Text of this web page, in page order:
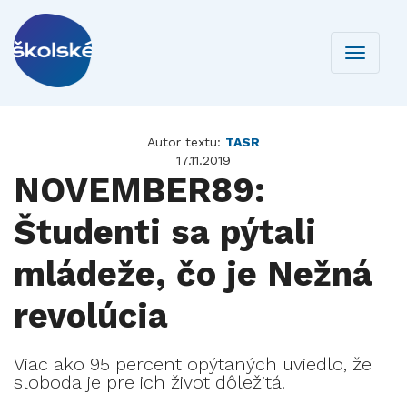
Toggle
Autor textu: TASR
17.11.2019
NOVEMBER89:
Študenti sa pýtali
mládeže, čo je Nežná
revolúcia
Viac ako 95 percent opýtaných uviedlo, že
sloboda je pre ich život dôležitá.